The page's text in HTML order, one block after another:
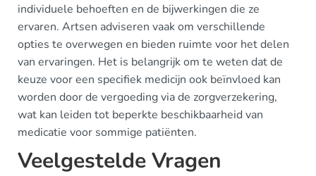
individuele behoeften en de bijwerkingen die ze
ervaren. Artsen adviseren vaak om verschillende
opties te overwegen en bieden ruimte voor het delen
van ervaringen. Het is belangrijk om te weten dat de
keuze voor een specifiek medicijn ook beïnvloed kan
worden door de vergoeding via de zorgverzekering,
wat kan leiden tot beperkte beschikbaarheid van
medicatie voor sommige patiënten.
Veelgestelde Vragen